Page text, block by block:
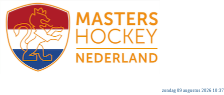
zondag 09 augustus 2026 10:37